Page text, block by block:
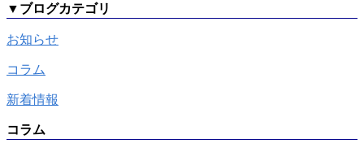
▼ ブログカテゴリ
お知らせ
コラム
新着情報
コラム